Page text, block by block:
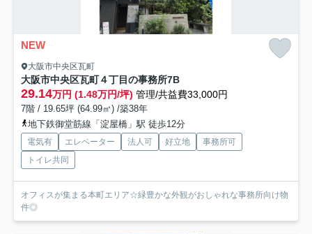
NEW
大阪市中央区瓦町
大阪市中央区瓦町４丁目の事務所7B
29.14万円 (1.48万円/坪) 管理/共益費33,000円
7階 / 19.65坪 (64.99㎡) /築38年
地下鉄御堂筋線「淀屋橋」駅 徒歩12分
電気有 エレベーター 法人可 好立地
事務所可
トイレ共同
オフィスが集まる本町エリア☆緑豊かな外観がおしゃれな事務所向け物
件◎